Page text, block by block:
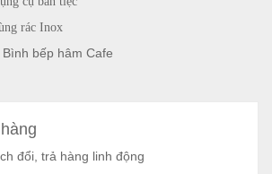
rác Inox
Bình bếp hâm Cafe
đổi, trả hàng linh động